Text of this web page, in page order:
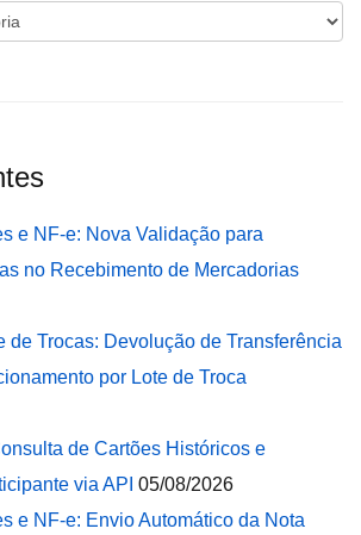
e NF-e: Nova Validação para
no Recebimento de Mercadorias
de Trocas: Devolução de Transferência
por Lote de Troca
de Cartões Históricos e
via API 05/08/2026
e NF-e: Envio Automático da Nota